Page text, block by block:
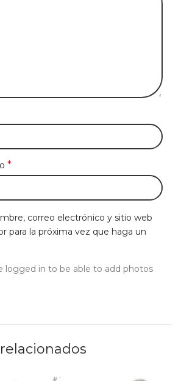
*
correo electrónico y sitio web
para la próxima vez que haga un
logged in to be able to add photos